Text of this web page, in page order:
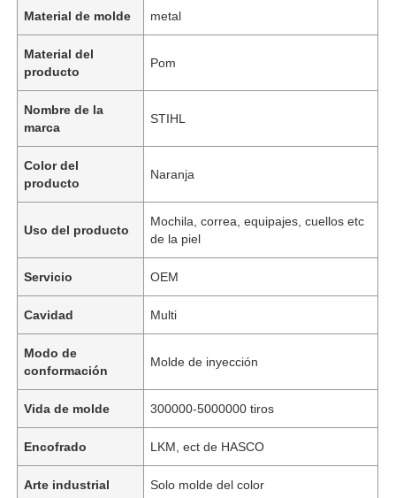
Material de molde metal
Material del
producto
Pom
Nombre de la
marca
STIHL
Color del
producto
Naranja
Uso del producto
Mochila, correa, equipajes, cuellos etc
de la piel
Servicio OEM
Cavidad Multi
Modo de
conformación
Molde de inyección
Vida de molde 300000-5000000 tiros
Encofrado LKM, ect de HASCO
Arte industrial Solo molde del color